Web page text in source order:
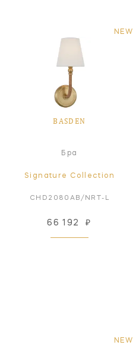
NEW
BASDEN
Бра
Signature Collection
CHD2080AB/NRT-L
66 192 ₽
NEW